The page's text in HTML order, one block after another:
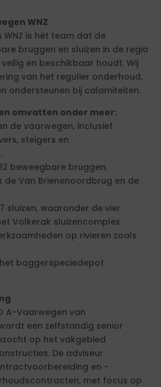
WNZ
is hét team dat de
bruggen en sluizen in de regio
en beschikbaar houdt. Wij
van het regulier onderhoud,
ondersteunen bij calamiteiten.
omvatten onder meer:
de vaarwegen, inclusief
steigers en
beweegbare bruggen,
Van Brienenoordbrug en de
sluizen, waaronder de vier
Volkerak sluizencomplex.
op rivieren zoals
baggerspeciedepot
A-Vaarwegen van
een zelfstandig senior
op het vakgebied
De adviseur
en -
met focus op